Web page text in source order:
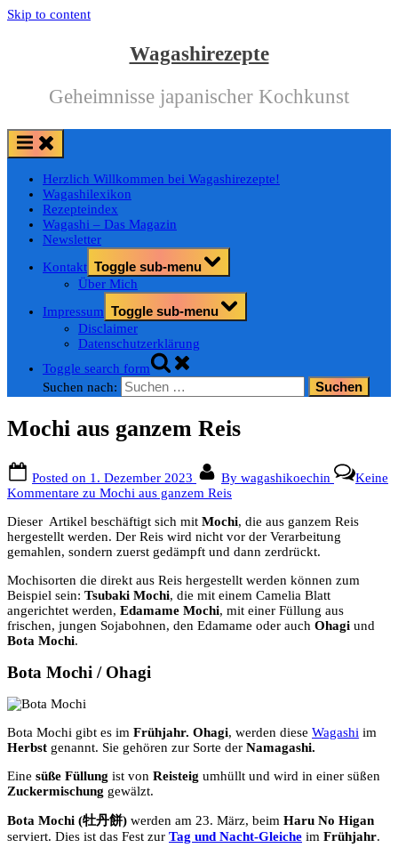
Skip to content
Wagashirezepte
Geheimnisse japanischer Kochkunst
Herzlich Willkommen bei Wagashirezepte!
Wagashilexikon
Rezepteindex
Wagashi – Das Magazin
Newsletter
Kontakt Toggle sub-menu
Über Mich
Impressum Toggle sub-menu
Disclaimer
Datenschutzerklärung
Toggle search form
Suchen nach:
Mochi aus ganzem Reis
Posted on 1. Dezember 2023 By wagashikoechin
Keine
Kommentare zu Mochi aus ganzem Reis
Dieser Artikel beschäftigt sich mit Mochi, die aus ganzem Reis
hergestellt werden. Der Reis wird nicht vor der Verarbeitung
gemahlen, sondern zuerst gedämpft und dann zerdrückt.
Mochisorten die direkt aus Reis hergestellt werden können zum
Beispiel sein: Tsubaki Mochi, die mit einem Camelia Blatt
angerichtet werden, Edamame Mochi, mit einer Füllung aus
frischen, jungen Sojabohnen, den Edamame oder auch Ohagi und
Bota Mochi.
Bota Mochi / Ohagi
Bota Mochi gibt es im Frühjahr. Ohagi, werden diese Wagashi im
Herbst genannt. Sie gehören zur Sorte der Namagashi.
Eine süße Füllung ist von Reisteig umhüllt und wird in einer süßen
Zuckermischung gewälzt.
Bota Mochi (牡丹餅) werden am 23. März, beim Haru No Higan
serviert. Dies ist das Fest zur Tag und Nacht-Gleiche im Frühjahr.